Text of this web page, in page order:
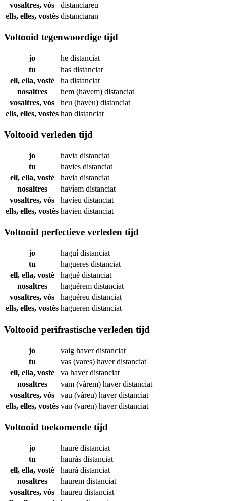
vosaltres, vós
distanciareu
ells, elles, vostès distanciaran
Voltooid tegenwoordige tijd
jo he distanciat
tu
has distanciat
ell, ella, vostè
ha distanciat
nosaltres
hem (havem) distanciat
vosaltres, vós
heu (haveu) distanciat
ells, elles, vostès han distanciat
Voltooid verleden tijd
jo havia distanciat
tu
havies distanciat
ell, ella, vostè
havia distanciat
nosaltres
havíem distanciat
vosaltres, vós
havíeu distanciat
ells, elles, vostès havien distanciat
Voltooid perfectieve verleden tijd
jo haguídistanciat
tu
hagueres distanciat
ell, ella, vostè
hagué distanciat
nosaltres
haguérem distanciat
vosaltres, vós
haguéreu distanciat
ells, elles, vostès hagueren distanciat
Voltooid perifrastische verleden tijd
jo vaig haverdistanciat
tu
vas (vares) haverdistanciat
ell, ella, vostè
va haverdistanciat
nosaltres
vam (vàrem) haverdistanciat
vosaltres, vós
vau (vàreu) haverdistanciat
ells, elles, vostès van (varen) haverdistanciat
Voltooid toekomende tijd
jo hauré distanciat
tu
hauràs distanciat
ell, ella, vostè
haurà distanciat
nosaltres
haurem distanciat
vosaltres, vós
haureu distanciat